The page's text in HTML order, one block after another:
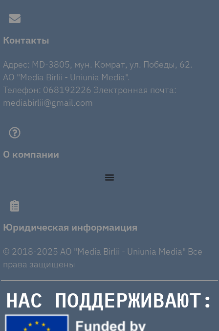
Контакты
Адрес: MD-3805, мун. Комрат, ул. Победы, 62.
AO "Media Birlii - Uniunia Media".
Телефон: 068192226 Электронная почта:
mediabirlii@gmail.com
О компании
Юридическая информаиция
© 2018-2025 AO "Media Birlii - Uniunia Media" Все
права защищены
НАС ПОДДЕРЖИВАЮТ: